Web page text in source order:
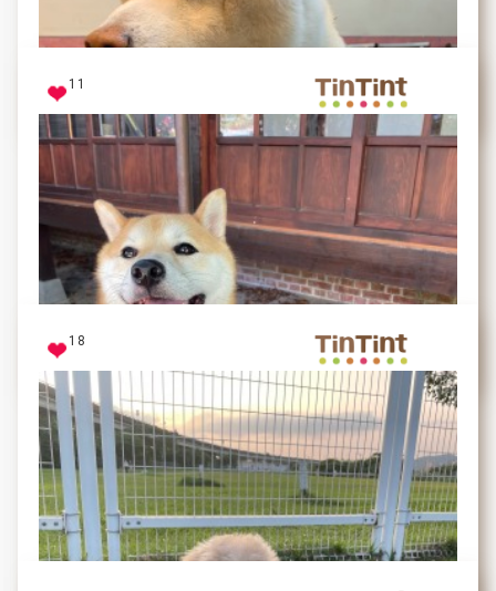
單純的雙眼+無辜的臉蛋兒
見過Bibi本尊的人
皆已融化
盛世美顏Bibi
全身最重的就是這顆頭
Umi
11
Popo出門散步就會開心的嘴巴合不攏，紀卅庵是她常去
18